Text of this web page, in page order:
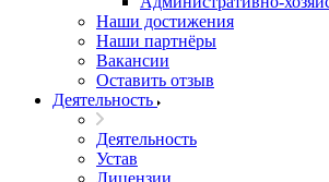
Наши достижения
Наши партнёры
Вакансии
Оставить отзыв
Деятельность
Деятельность
Устав
Лицензии